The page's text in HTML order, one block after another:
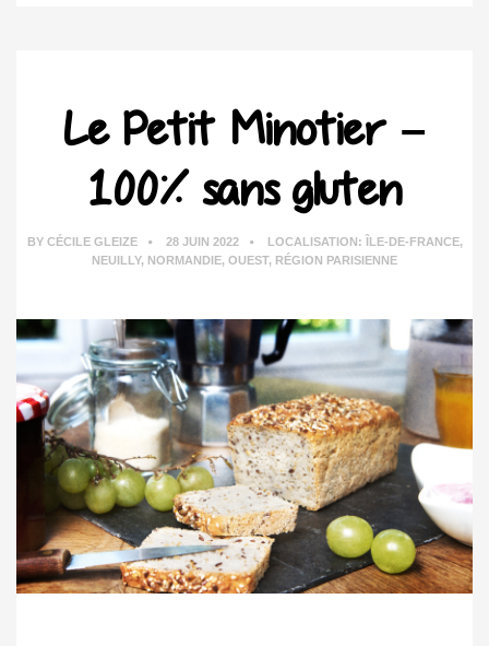
Le Petit Minotier –
100% sans gluten
BY CÉCILE GLEIZE 28 JUIN 2022 LOCALISATION: ÎLE-DE-FRANCE,
NEUILLY, NORMANDIE, OUEST, RÉGION PARISIENNE